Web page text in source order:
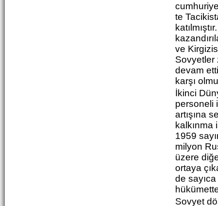
te
ve
Sovyetler
devam
karşı
İkinci
personeli
artışına
1959
milyon
üzere
ortaya
de
Sovyet